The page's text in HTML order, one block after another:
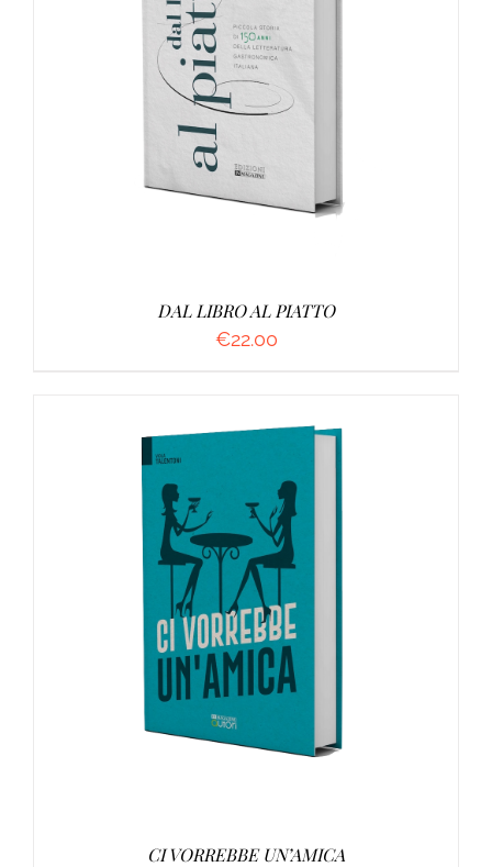
AGGIUNGI AL CARRELLO
DAL LIBRO AL PIATTO
€22.00
AGGIUNGI AL CARRELLO /
CI VORREBBE UN’AMICA